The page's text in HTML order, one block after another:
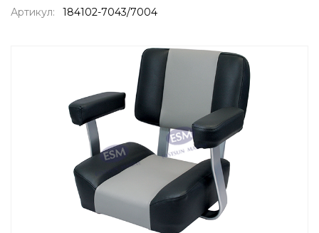
Артикул: 184102-7043/7004